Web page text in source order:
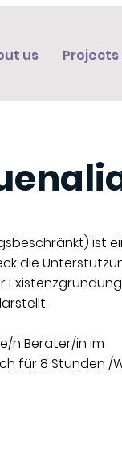
us Projects
ist
die
n Berater/in im
für 8 Stunden /